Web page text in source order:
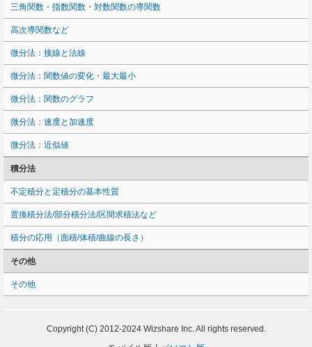
三角関数・指数関数・対数関数の導関数
高次導関数など
微分法：接線と法線
微分法：関数値の変化・最大最小
微分法：関数のグラフ
微分法：速度と加速度
微分法：近似値
積分法
不定積分と定積分の基本性質
置換積分法/部分積分法/区間求積法など
積分の応用（面積/体積/曲線の長さ）
その他
その他
Copyright (C) 2012-2024 Wizshare Inc. All rights reserved.